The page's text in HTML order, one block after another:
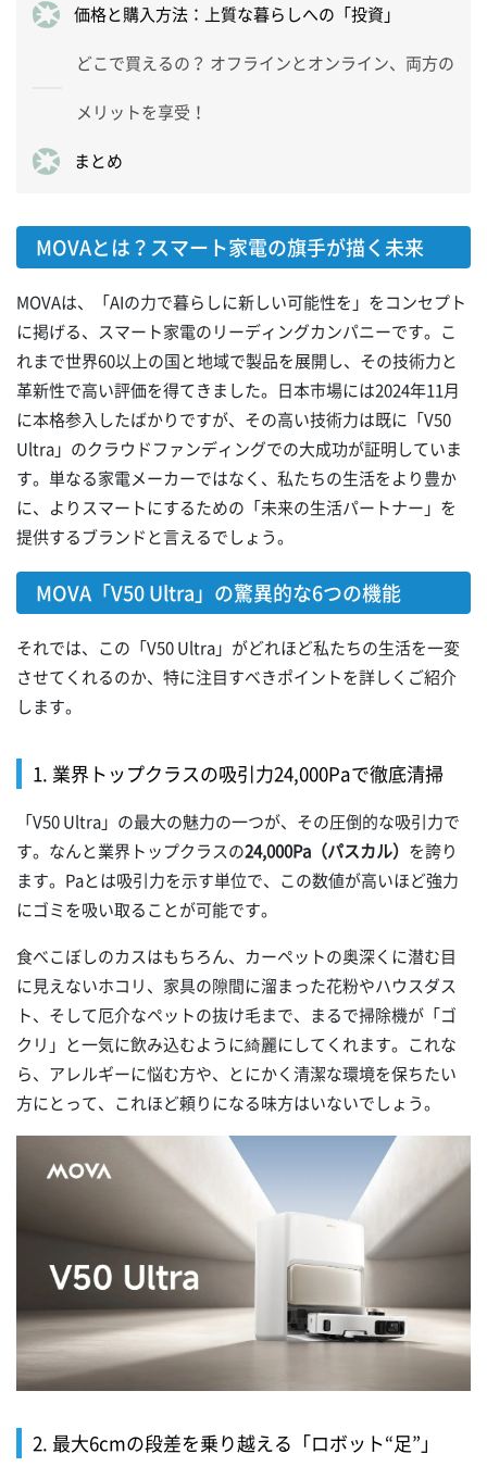
価格と購入方法：上質な暮らしへの「投資」
どこで買えるの？ オフラインとオンライン、両方の
メリットを享受！
まとめ
MOVAとは？スマート家電の旗手が描く未来
MOVAは、「AIの力で暮らしに新しい可能性を」をコンセプト
に掲げる、スマート家電のリーディングカンパニーです。こ
れまで世界60以上の国と地域で製品を展開し、その技術力と
革新性で高い評価を得てきました。日本市場には2024年11月
に本格参入したばかりですが、その高い技術力は既に「V50
Ultra」のクラウドファンディングでの大成功が証明していま
す。単なる家電メーカーではなく、私たちの生活をより豊か
に、よりスマートにするための「未来の生活パートナー」を
提供するブランドと言えるでしょう。
MOVA「V50 Ultra」の驚異的な6つの機能
それでは、この「V50 Ultra」がどれほど私たちの生活を一変
させてくれるのか、特に注目すべきポイントを詳しくご紹介
します。
1. 業界トップクラスの吸引力24,000Paで徹底清掃
「V50 Ultra」の最大の魅力の一つが、その圧倒的な吸引力で
す。なんと業界トップクラスの24,000Pa（パスカル） を誇り
ます。Paとは吸引力を示す単位で、この数値が高いほど強力
にゴミを吸い取ることが可能です。
食べこぼしのカスはもちろん、カーペットの奥深くに潜む目
に見えないホコリ、家具の隙間に溜まった花粉やハウスダス
ト、そして厄介なペットの抜け毛まで、まるで掃除機が「ゴ
クリ」と一気に飲み込むように綺麗にしてくれます。これな
ら、アレルギーに悩む方や、とにかく清潔な環境を保ちたい
方にとって、これほど頼りになる味方はいないでしょう。
2. 最大6cmの段差を乗り越える「ロボット“足”」